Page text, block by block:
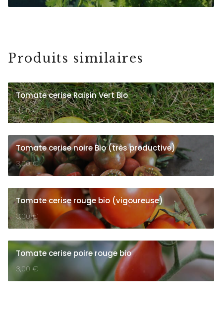
Produits similaires
Tomate cerise Raisin Vert Bio
3,00€
Tomate cerise noire Bio (très productive)
3,00€
Tomate cerise rouge bio (vigoureuse)
3,00€
Tomate cerise poire rouge bio
3,00 €